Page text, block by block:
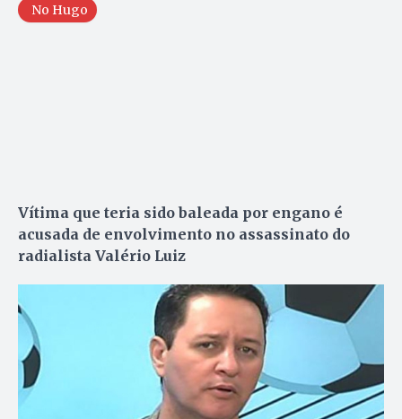
No Hugo
Vítima que teria sido baleada por engano é
acusada de envolvimento no assassinato do
radialista Valério Luiz